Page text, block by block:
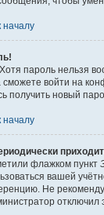
началу
пароль нельзя
сможете войти на
получить новый
началу
флажком пункт
вашей
Не
отключил